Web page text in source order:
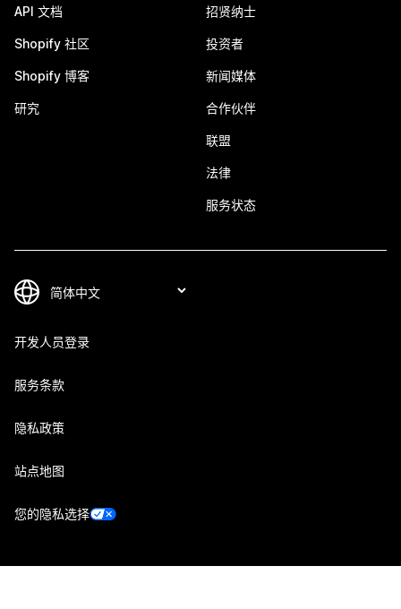
API 文档
Shopify 社区
Shopify 博客
研究
招贤纳士
投资者
新闻媒体
合作伙伴
联盟
法律
服务状态
开发人员登录
服务条款
隐私政策
站点地图
您的隐私选择